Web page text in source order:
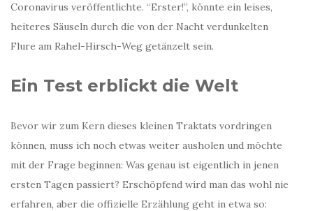
Coronavirus veröffentlichte. “Erster!”, könnte ein leises,
heiteres Säuseln durch die von der Nacht verdunkelten
Flure am Rahel-Hirsch-Weg getänzelt sein.
Ein Test erblickt die Welt
Bevor wir zum Kern dieses kleinen Traktats vordringen
können, muss ich noch etwas weiter ausholen und möchte
mit der Frage beginnen: Was genau ist eigentlich in jenen
ersten Tagen passiert? Erschöpfend wird man das wohl nie
erfahren, aber die offizielle Erzählung geht in etwa so: